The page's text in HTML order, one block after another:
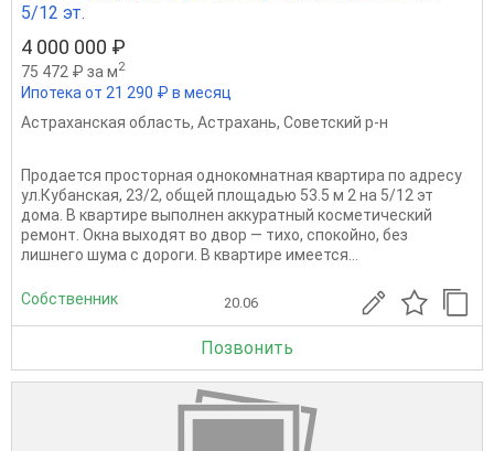
5/12 эт.
4 000 000 ₽
75 472 ₽ за м2
Ипотека от 21 290 ₽ в месяц
Астраханская область, Астрахань, Советский р-н
Продается просторная однокомнатная квартира по адресу
ул.Кубанская, 23/2, общей площадью 53.5 м 2 на 5/12 эт
дома. B квартире выполнен аккуратный косметический
ремонт. Окна выходят во двор — тихо, спокойно, без
лишнего шума с дороги. В квартире имеется...
Собственник 20.06
Позвонить